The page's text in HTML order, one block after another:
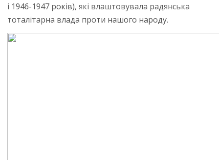
і 1946-1947 років), які влаштовувала радянська
тоталітарна влада проти нашого народу.